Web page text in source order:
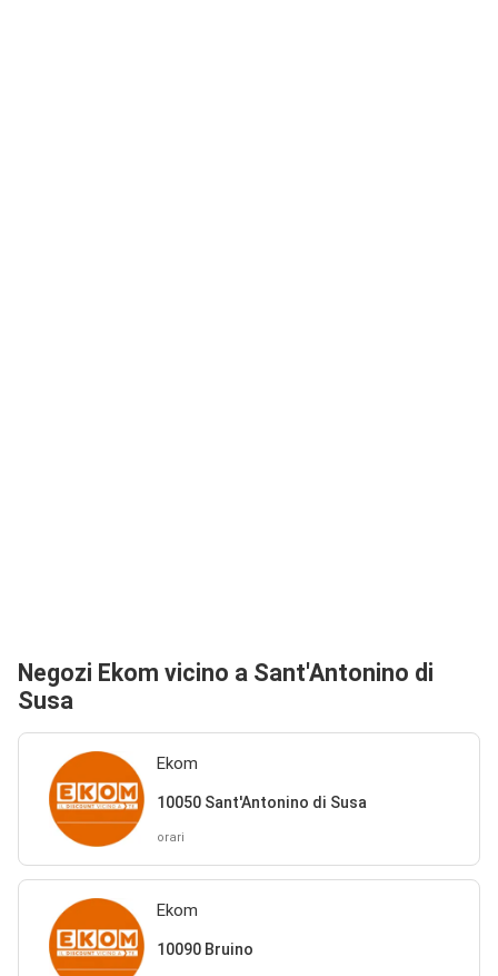
Negozi Ekom vicino a Sant'Antonino di
Susa
Ekom
10050 Sant'Antonino di Susa
orari
Ekom
10090 Bruino